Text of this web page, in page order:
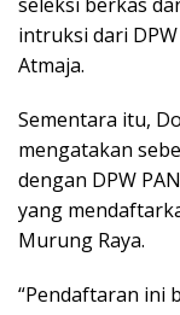
intruksi dari DPW
Atmaja.
Sementara itu,
mengatakan
dengan DPW
yang
Murung Raya.
“Pendaftaran ini